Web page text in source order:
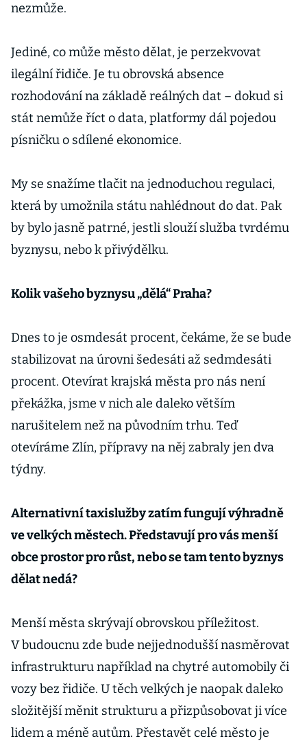
nezmůže.
Jediné, co může město dělat, je perzekvovat
ilegální řidiče. Je tu obrovská absence
rozhodování na základě reálných dat – dokud si
stát nemůže říct o data, platformy dál pojedou
písničku o sdílené ekonomice.
My se snažíme tlačit na jednoduchou regulaci,
která by umožnila státu nahlédnout do dat. Pak
by bylo jasně patrné, jestli slouží služba tvrdému
byznysu, nebo k přivýdělku.
Kolik vašeho byznysu „dělá“ Praha?
Dnes to je osmdesát procent, čekáme, že se bude
stabilizovat na úrovni šedesáti až sedmdesáti
procent. Otevírat krajská města pro nás není
překážka, jsme v nich ale daleko větším
narušitelem než na původním trhu. Teď
otevíráme Zlín, přípravy na něj zabraly jen dva
týdny.
Alternativní taxislužby zatím fungují výhradně
ve velkých městech. Představují pro vás menší
obce prostor pro růst, nebo se tam tento byznys
dělat nedá?
Menší města skrývají obrovskou příležitost.
V budoucnu zde bude nejjednodušší nasměrovat
infrastrukturu například na chytré automobily či
vozy bez řidiče. U těch velkých je naopak daleko
složitější měnit strukturu a přizpůsobovat ji více
lidem a méně autům. Přestavět celé město je